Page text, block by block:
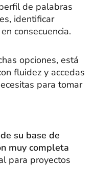
de palabras
identificar
consecuencia.
opciones, está
fluidez y accedas
para tomar
su base de
muy completa
para proyectos